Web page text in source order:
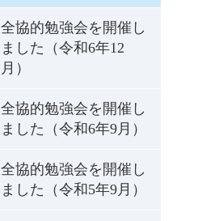
全協的勉強会を開催し
ました（令和6年12
月）
全協的勉強会を開催し
ました（令和6年9月）
全協的勉強会を開催し
ました（令和5年9月）